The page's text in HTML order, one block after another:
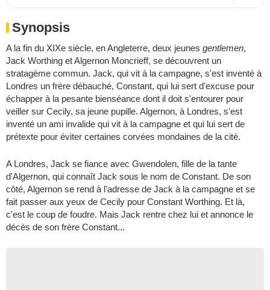
Synopsis
A la fin du XIXe siècle, en Angleterre, deux jeunes gentlemen,
Jack Worthing et Algernon Moncrieff, se découvrent un
stratagème commun. Jack, qui vit à la campagne, s'est inventé à
Londres un frère débauché, Constant, qui lui sert d'excuse pour
échapper à la pesante bienséance dont il doit s'entourer pour
veiller sur Cecily, sa jeune pupille. Algernon, à Londres, s'est
inventé un ami invalide qui vit à la campagne et qui lui sert de
prétexte pour éviter certaines corvées mondaines de la cité.
A Londres, Jack se fiance avec Gwendolen, fille de la tante
d'Algernon, qui connaît Jack sous le nom de Constant. De son
côté, Algernon se rend à l'adresse de Jack à la campagne et se
fait passer aux yeux de Cecily pour Constant Worthing. Et là,
c'est le coup de foudre. Mais Jack rentre chez lui et annonce le
décès de son frère Constant...